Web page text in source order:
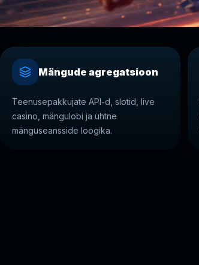
Mängude agregatsioon
Teenusepakkujate API-d, slotid, live
casino, mängulobi ja ühtne
mänguseansside loogika.